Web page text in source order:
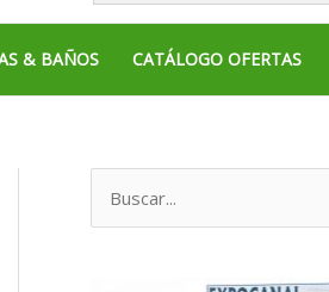
& BAÑOS CATÁLOGO OFERTAS
u